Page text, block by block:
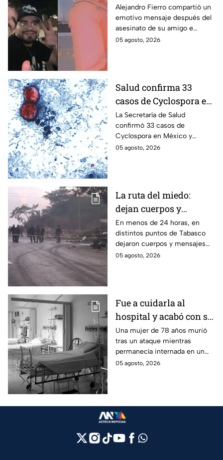
Así reaccionó
Alejandro Fierro al
asesinato del
influencer César
Alejandro Fierro compartió un
emotivo mensaje después del
asesinato de su amigo e
influencer César Gastélum;
05 agosto, 2026
Salud confirma 33
casos de Cyclospora en
México: ¿en qué estado
se reportan los brotes
de diarrea explosiva?
La Secretaría de Salud
confirmó 33 casos de
Cyclospora en México y
mantiene investigaciones en
05 agosto, 2026
La ruta del miedo:
dejan cuerpos y
mensajes criminales
en carreteras de
Tabasco en un solo día
En menos de 24 horas, en
distintos puntos de Tabasco
dejaron cuerpos y mensajes
criminales en varias carreteras
05 agosto, 2026
Fue a cuidarla al
hospital y acabó con su
vida: Hombre habría
asfixiado a su suegra
mientras estaba
internada en Veracruz
Una mujer de 78 años murió
tras un ataque mientras
permanecía internada en un
hospital de Veracruz;
05 agosto, 2026